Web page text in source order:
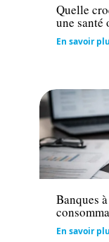
Quelle
une santé
En savoir
Finance
Banques
En savoir